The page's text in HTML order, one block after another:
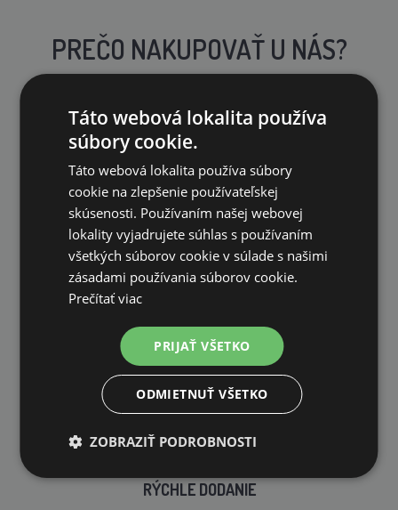
PREČO NAKUPOVAŤ U NÁS?
DOPRAVA ZDARMA
na všetky objednávky od 200€ vrátane DPH.
VLASTNÝ SKLAD
99 % produktov držíme priamo skladom
RÝCHLE DODANIE
Táto webová lokalita používa
súbory cookie.
Táto webová lokalita používa súbory
cookie na zlepšenie používateľskej
skúsenosti. Používaním našej webovej
lokality vyjadrujete súhlas s používaním
všetkých súborov cookie v súlade s našimi
zásadami používania súborov cookie.
Prečítať viac
PRIJAŤ VŠETKO
ODMIETNUŤ VŠETKO
ZOBRAZIŤ PODROBNOSTI